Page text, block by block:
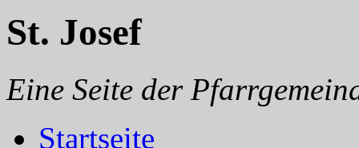
St. Josef
Eine Seite der
Startseite